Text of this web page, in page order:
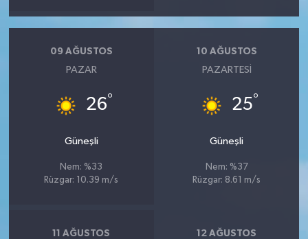
09 AĞUSTOS
PAZAR
26°
Güneşli
Nem: %33
Rüzgar: 10.39 m/s
10 AĞUSTOS
PAZARTESI
25°
Güneşli
Nem: %37
Rüzgar: 8.61 m/s
11 AĞUSTOS 12 AĞUSTOS